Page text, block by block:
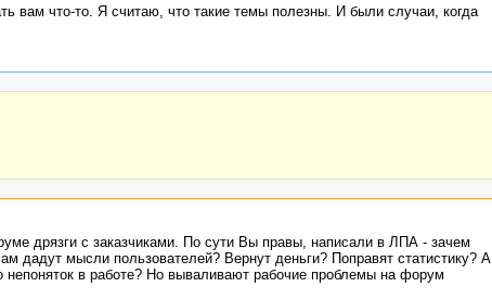
вам что-то. Я считаю, что такие темы полезны. И были случаи, когда
дрязги с заказчиками. По сути Вы правы, написали в ЛПА - зачем
дадут мысли пользователей? Вернут деньги? Поправят статистику? А
в работе? Но вываливают рабочие проблемы на форум